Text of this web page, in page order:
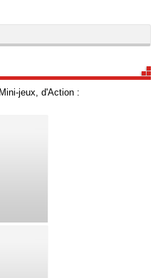
jeux, d'Action :